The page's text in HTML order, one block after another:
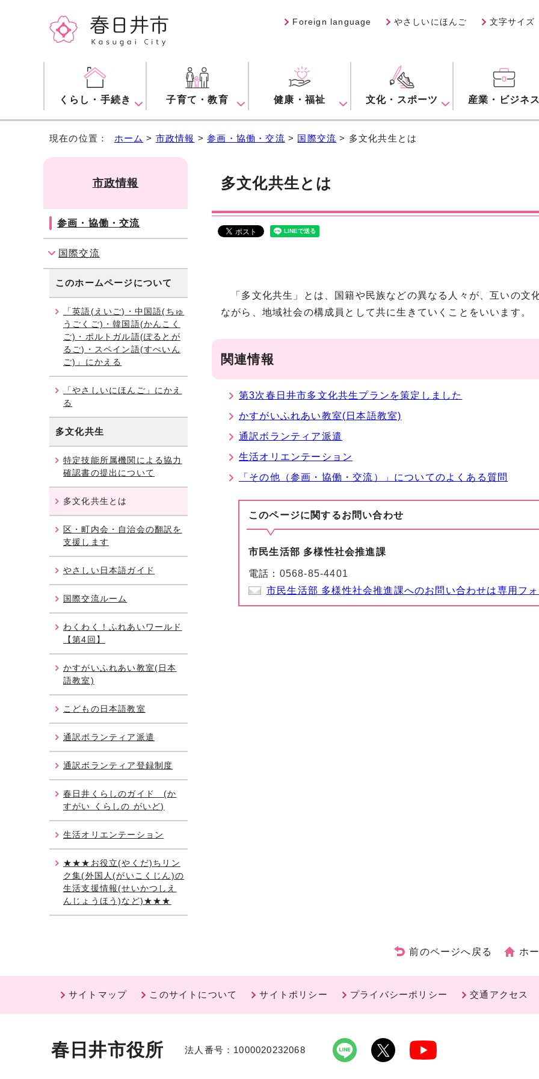
Foreign language やさしいにほんご 文字サイズ
くらし・手続き 子育て・教育 健康・福祉 文化・スポーツ 産業・ビジネス
現在の位置： ホーム > 市政情報 >参画・協働・交流 > 国際交流 > 多文化共生とは
多文化共生とは
「多文化共生」とは、国籍や民族などの異なる人々が、互いの文
ながら、地域社会の構成員として共に生きていくことをいいます。
関連情報
第3次春日井市多文化共生プランを策定しました
かすがいふれあい教室(日本語教室)
通訳ボランティア派遣
生活オリエンテーション
「その他（参画・協働・交流）」についてのよくある質問
このページに関するお問い合わせ
市民生活部 多様性社会推進課
電話： 0568-85-4401
市民生活部 多様性社会推進課へのお問い合わせは専用フ
市政情報
参画・協働・交流
国際交流
このホームページについて
「英語(えいご)・中国語(ちゅ
うごくご)・韓国語(かんこく
ご)・ポルトガル語(ぽるとが
るご)・スペイン語(すぺいん
ご)」にかえる
「やさしいにほんご」にかえ
る
多文化共生
特定技能所属機関による協力
確認書の提出について
多文化共生とは
区・町内会・自治会の翻訳を
支援します
やさしい日本語ガイド
国際交流ルーム
わくわく！ふれあいワールド
【第4回】
かすがいふれあい教室(日本
語教室)
こどもの日本語教室
通訳ボランティア派遣
通訳ボランティア登録制度
春日井くらしのガイド (か
すがい くらしの がいど)
生活オリエンテーション
★★★お役立(やくだ)ちリン
ク集(外国人(がいこくじん)の
生活支援情報(せいかつしえ
んじょうほう)など)★★★
前のページへ戻る ホ
サイトマップ このサイトについて サイトポリシー プライバシーポリシー 交通アクセス
春日井市役所 法人番号：1000020232068